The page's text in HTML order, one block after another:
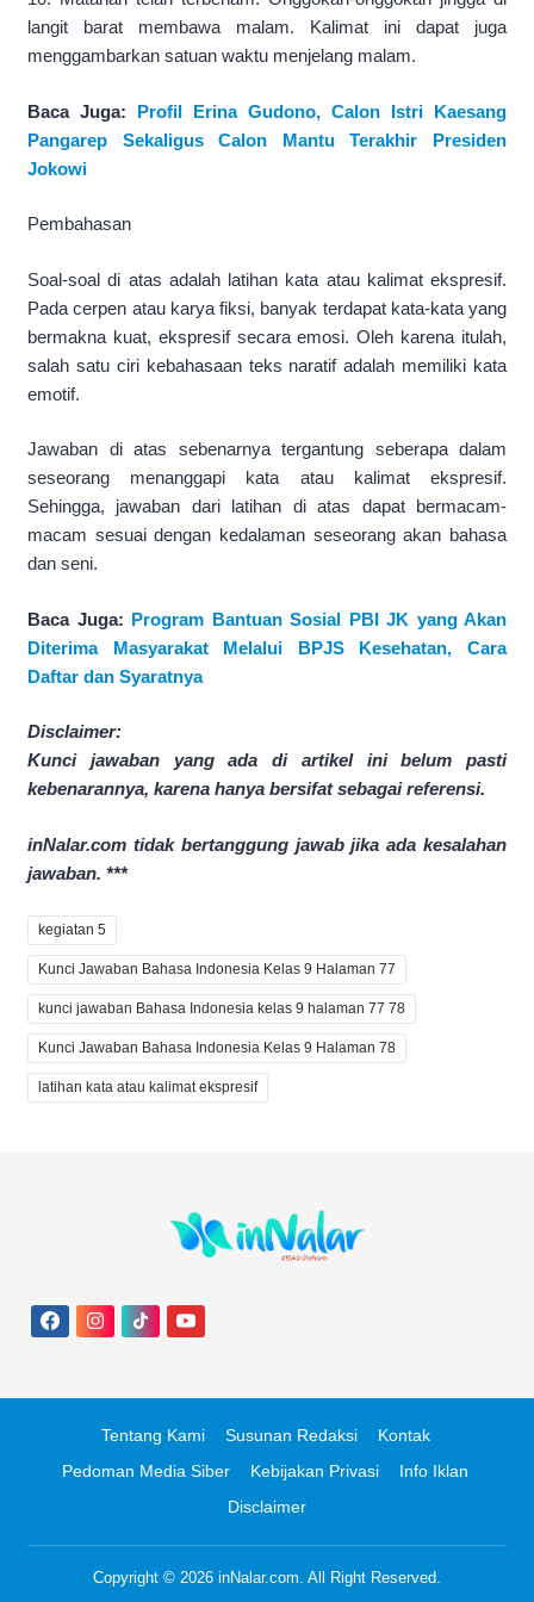
langit barat membawa malam. Kalimat ini dapat juga
menggambarkan satuan waktu menjelang malam.
Baca Juga: Profil Erina Gudono, Calon Istri Kaesang
Pangarep Sekaligus Calon Mantu Terakhir Presiden
Jokowi
Pembahasan
Soal-soal di atas adalah latihan kata atau kalimat ekspresif.
Pada cerpen atau karya fiksi, banyak terdapat kata-kata yang
bermakna kuat, ekspresif secara emosi. Oleh karena itulah,
salah satu ciri kebahasaan teks naratif adalah memiliki kata
emotif.
Jawaban di atas sebenarnya tergantung seberapa dalam
seseorang menanggapi kata atau kalimat ekspresif.
Sehingga, jawaban dari latihan di atas dapat bermacam-
macam sesuai dengan kedalaman seseorang akan bahasa
dan seni.
Baca Juga: Program Bantuan Sosial PBI JK yang Akan
Diterima Masyarakat Melalui BPJS Kesehatan, Cara
Daftar dan Syaratnya
Disclaimer:
Kunci jawaban yang ada di artikel ini belum pasti
kebenarannya, karena hanya bersifat sebagai referensi.
inNalar.com tidak bertanggung jawab jika ada kesalahan
jawaban. ***
kegiatan 5
Kunci Jawaban Bahasa Indonesia Kelas 9 Halaman 77
kunci jawaban Bahasa Indonesia kelas 9 halaman 77 78
Kunci Jawaban Bahasa Indonesia Kelas 9 Halaman 78
latihan kata atau kalimat ekspresif
Tentang Kami Susunan Redaksi
Kontak
Pedoman Media Siber
Kebijakan Privasi
Info Iklan
Disclaimer
Copyright © 2026 inNalar.com. All Right Reserved.